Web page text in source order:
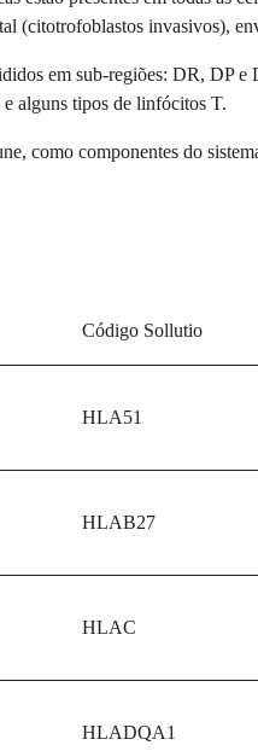
(citotrofoblastos invasivos),
em sub-regiões: DR, DP
alguns tipos de linfócitos T.
como componentes do
Código Sollutio
HLA51
HLAB27
HLAC
HLADQA1